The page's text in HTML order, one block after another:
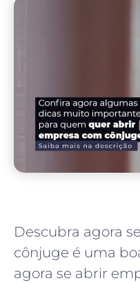
Descubra agora
cônjuge é uma
agora se abrir